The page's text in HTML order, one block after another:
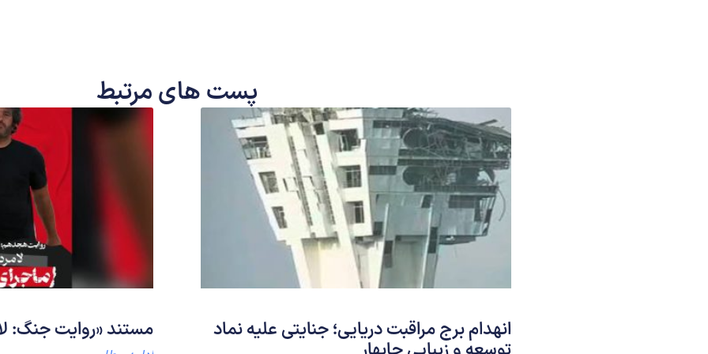
پست های مرتبط
انهدام برج مراقبت دریایی؛ جنایتی علیه نماد مستند «روایت جنگ: